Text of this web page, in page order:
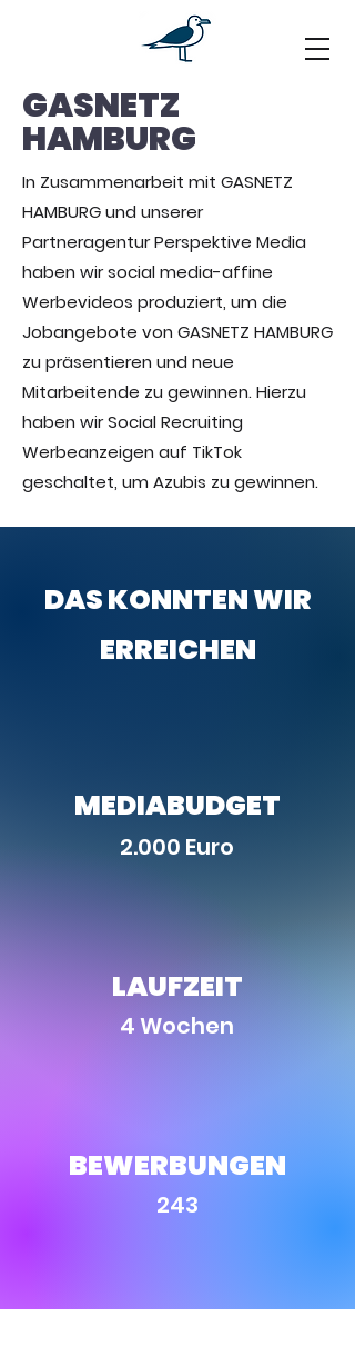
GASNETZ
HAMBURG
In Zusammenarbeit mit GASNETZ
HAMBURG und unserer
Partneragentur Perspektive Media
haben wir social media-affine
Werbevideos produziert, um die
Jobangebote von GASNETZ HAMBURG
zu präsentieren und neue
Mitarbeitende zu gewinnen. Hierzu
haben wir Social Recruiting
Werbeanzeigen auf TikTok
geschaltet, um Azubis zu gewinnen.
DAS KONNTEN WIR
ERREICHEN
MEDIABUDGET
2.000 Euro
LAUFZEIT
4 Wochen
BEWERBUNGEN
243